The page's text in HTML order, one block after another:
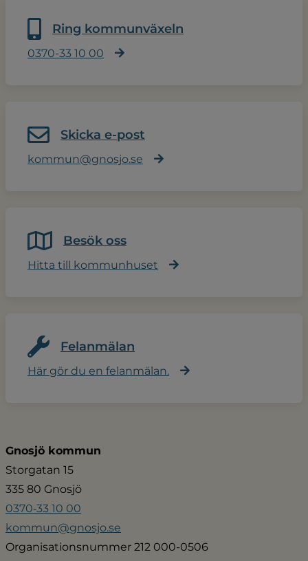
Ring kommunväxeln
0370-33 10 00
Skicka e-post
kommun@gnosjo.se
Besök oss
Hitta till kommunhuset
Felanmälan
Här gör du en felanmälan.
Gnosjö kommun
Storgatan 15
335 80 Gnosjö
0370‑33 10 00
kommun@gnosjo.se
Organisationsnummer 212 000-0506